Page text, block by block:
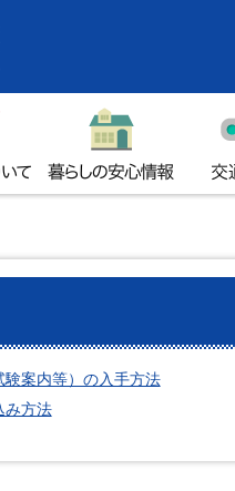
て 暮らしの安心情報
案内等）の入手方法
み方法